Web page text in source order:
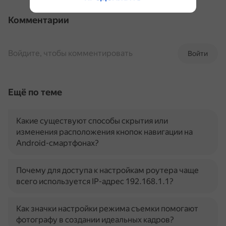
Комментарии
Войти
Войдите, чтобы комментировать
Ещё по теме
Какие существуют способы скрытия или
изменения расположения кнопок навигации на
Android-смартфонах?
Почему для доступа к настройкам роутера чаще
всего используется IP-адрес 192.168.1.1?
Как значки настройки режима съемки помогают
фотографу в создании идеальных кадров?